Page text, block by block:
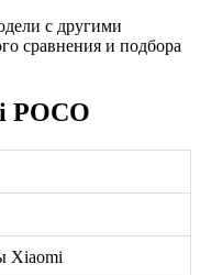
с другими
сравнения и подбора
POCO
Xiaomi